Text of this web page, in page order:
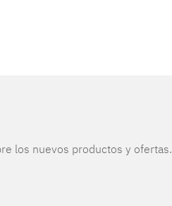
los nuevos productos y ofertas.